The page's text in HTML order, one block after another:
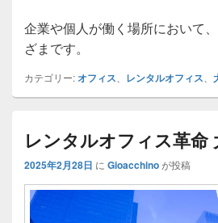
企業や個人が働く場所において
ざまです。
カテゴリー:オフィス、 レンタルオフィス、
レンタルオフィス革命
2025年2月28日 に Gioacchinoが投稿